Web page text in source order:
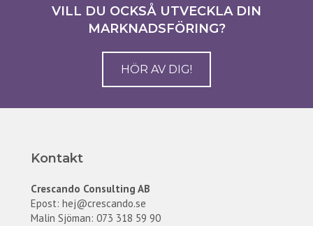
VILL DU OCKSÅ UTVECKLA DIN
MARKNADSFÖRING?
HÖR AV DIG!
Kontakt
Crescando Consulting AB
Epost: hej@crescando.se
Malin Sjöman: 073 318 59 90